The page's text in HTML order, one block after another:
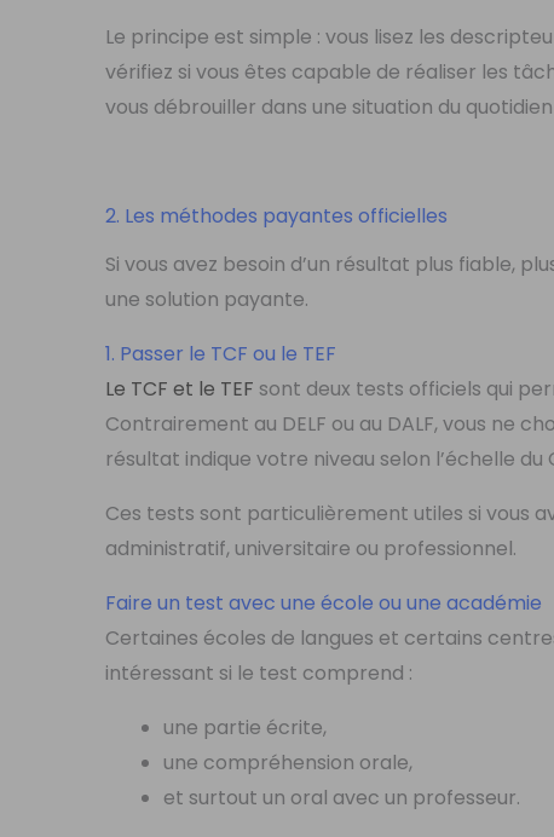
Le principe est simple : vous lisez les
vérifiez si vous êtes capable de réaliser les
vous débrouiller dans une situation du
2. Les méthodes payantes officielles
Si vous avez besoin d’un résultat plus fiable,
une solution payante.
1. Passer le TCF ou le TEF
Le TCF et le TEF sont deux tests officiels qui
Contrairement au DELF ou au DALF, vous ne
résultat indique votre niveau selon l’échelle du
Ces tests sont particulièrement utiles si vous
administratif, universitaire ou professionnel.
Faire un test avec une école ou une académie
Certaines écoles de langues et certains
intéressant si le test comprend :
une partie écrite,
une compréhension orale,
et surtout un oral avec un professeur.